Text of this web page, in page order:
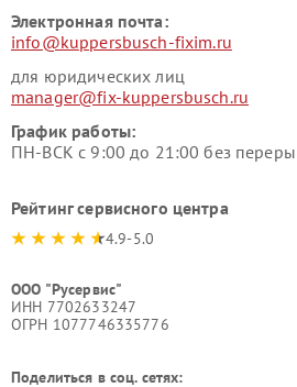
Электронная почта:
info@kuppersbusch-fixim.ru
для юридических лиц
manager@fix-kuppersbusch.ru
График работы:
ПН-ВСК с 9:00 до 21:00 без
Рейтинг сервисного центра
4.9-5.0
ООО "Русервис"
ИНН 7702633247
ОГРН 1077746335776
Поделиться в соц. сетях: